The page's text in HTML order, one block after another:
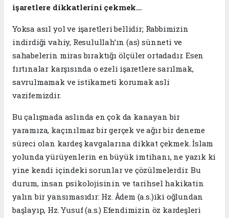
işaretlere dikkatlerini çekmek…
Yoksa asıl yol ve işaretleri bellidir; Rabbimizin
indirdiği vahiy, Resulullah’ın (as) sünneti ve
sahabelerin miras bıraktığı ölçüler ortadadır. Esen
fırtınalar karşısında o ezeli işaretlere sarılmak,
savrulmamak ve istikameti korumak asli
vazifemizdir.
​Bu çalışmada aslında en çok da kanayan bir
yaramıza, kaçınılmaz bir gerçek ve ağır bir deneme
süreci olan kardeş kavgalarına dikkat çekmek. İslam
yolunda yürüyenlerin en büyük imtihanı, ne yazık ki
yine kendi içindeki sorunlar ve çözülmelerdir. Bu
durum, insan psikolojisinin ve tarihsel hakikatin
yalın bir yansımasıdır: Hz. Âdem (a.s.)iki oğlundan
başlayıp, Hz. Yusuf (a.s.) Efendimizin öz kardeşleri